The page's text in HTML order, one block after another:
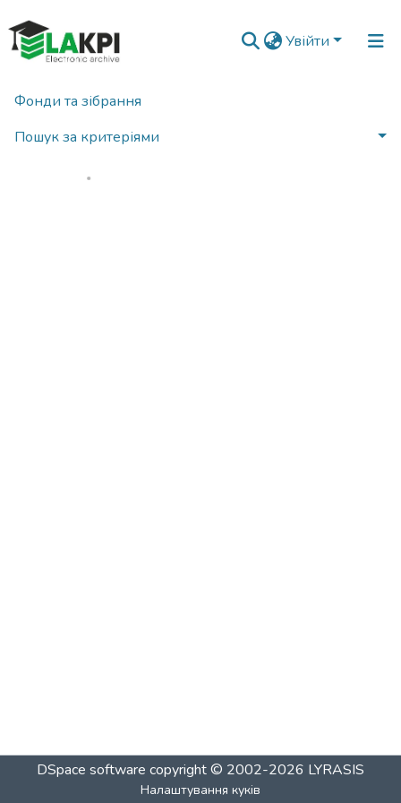
Увійти
Фонди та зібрання
Пошук за критеріями
Головна Статистика
Вантажиться...
DSpace software copyright © 2002-2026 LYRASIS
Налаштування куків